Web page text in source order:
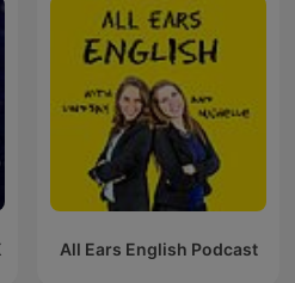
All Ears English Podcast